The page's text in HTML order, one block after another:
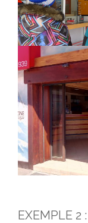
EXEMPLE 2 :